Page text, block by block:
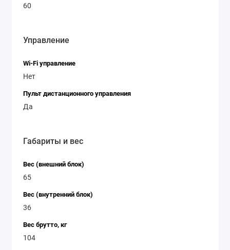
60
Управление
Wi-Fi управление
Нет
Пульт дистанционного управления
Да
Габариты и вес
Вес (внешний блок)
65
Вес (внутренний блок)
36
Вес брутто, кг
104